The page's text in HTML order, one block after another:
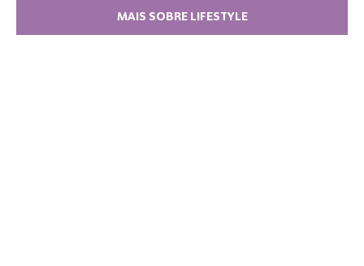
MAIS SOBRE LIFESTYLE